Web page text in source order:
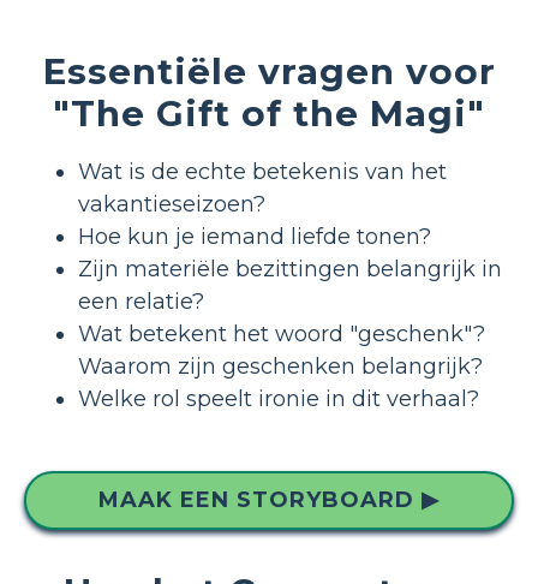
Essentiële vragen voor
"The Gift of the Magi"
Wat is de echte betekenis van het
vakantieseizoen?
Hoe kun je iemand liefde tonen?
Zijn materiële bezittingen belangrijk in
een relatie?
Wat betekent het woord "geschenk"?
Waarom zijn geschenken belangrijk?
Welke rol speelt ironie in dit verhaal?
MAAK EEN STORYBOARD ▶